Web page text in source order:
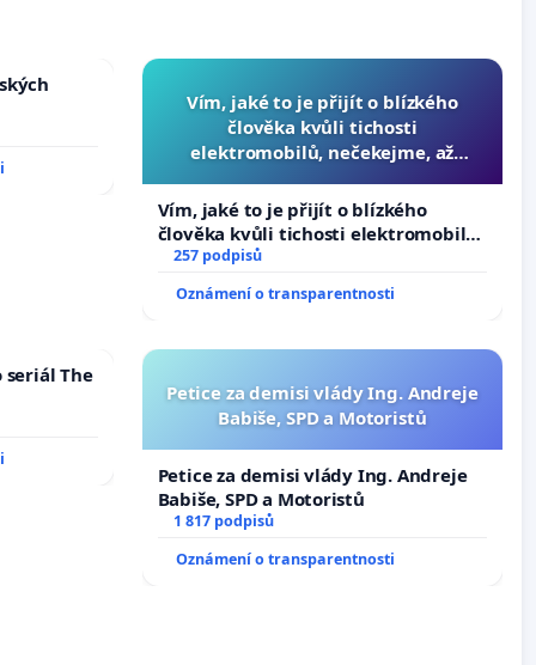
Vím, jaké to je přijít o blízkého
člověka kvůli tichosti
elektromobilů, nečekejme, až
auta!
Vím, jaké to je přijít o blízkého
člověka kvůli tichosti elektromobilů,
nečekejme, až přibydou další,
257 podpisů
Oznámení o transparentnosti
seriál The
Petice za demisi vlády Ing. Andreje
Babiše, SPD a Motoristů
Petice za demisi vlády Ing. Andreje
Babiše, SPD a Motoristů
1 817 podpisů
Oznámení o transparentnosti